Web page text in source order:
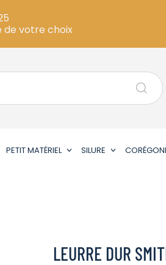
PETIT MATÉRIEL SILURE
LEURRE DUR
de votre choix